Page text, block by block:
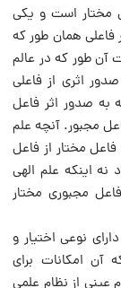
مختار است و یکى
فاعلى همان طور که
طور که در عالم
اثرى از فاعلى
به صدور اثر فاعل
مجبور. آنچه علم
مختار از فاعل
اینکه علم الهى
مجبورى مختار
نوعى اختیار و
آن امکانات براى
از نظام علمى